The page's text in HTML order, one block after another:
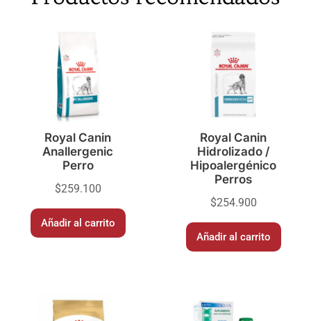
Royal Canin
Anallergenic
Perro
$259.100
Añadir al carrito
Royal Canin
Hidrolizado /
Hipoalergénico
Perros
$254.900
Añadir al carrito